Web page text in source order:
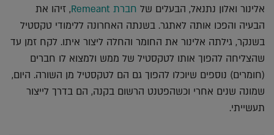
אלינור ואלון נתנאל, הבעלים של חברת Remeant
, זיהו את
הבעיה והפכו אותה לאתגר. בשנתה האחרונה ללימודי טקסטיל
בשנקר, גילתה אלינור את החומר והחלה ליצור איתו. לקח זמן עד
שהצליחה להפוך אותו לטקסטיל של ממש ולמצוא לו חברים
(חומרים) נוספים שיוכלו להפוך גם הם לטקסטיל מן השורה. היום,
שמונה שנים אחרי וכשהפטנט הרשום בקנה, הם בדרך לייצור
תעשייתי.